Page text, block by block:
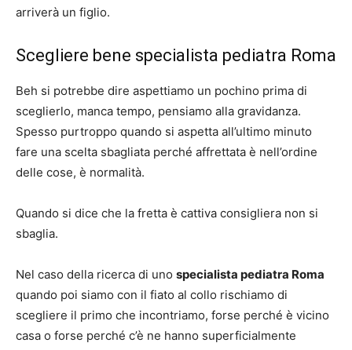
arriverà un figlio.
Scegliere bene specialista pediatra Roma
Beh si potrebbe dire aspettiamo un pochino prima di
sceglierlo, manca tempo, pensiamo alla gravidanza.
Spesso purtroppo quando si aspetta all’ultimo minuto
fare una scelta sbagliata perché affrettata è nell’ordine
delle cose, è normalità.
Quando si dice che la fretta è cattiva consigliera non si
sbaglia.
Nel caso della ricerca di uno specialista pediatra Roma
quando poi siamo con il fiato al collo rischiamo di
scegliere il primo che incontriamo, forse perché è vicino
casa o forse perché c’è ne hanno superficialmente